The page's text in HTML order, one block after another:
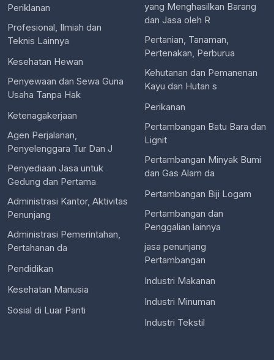
Periklanan
Profesional, Ilmiah dan
Teknis Lainnya
Kesehatan Hewan
Penyewaan dan Sewa Guna
Usaha Tanpa Hak
Ketenagakerjaan
Agen Perjalanan,
Penyelenggara Tur Dan J
Penyediaan Jasa untuk
Gedung dan Pertama
Administrasi Kantor, Aktivitas
Penunjang
Administrasi Pemerintahan,
Pertahanan da
Pendidikan
Kesehatan Manusia
Sosial di Luar Panti
yang Menghasilkan Barang
dan Jasa oleh R
Pertanian, Tanaman,
Pertenakan, Perburua
Kehutanan dan Pemanenan
Kayu dan Hutan s
Perikanan
Pertambangan Batu Bara dan
Lignit
Pertambangan Minyak Bumi
dan Gas Alam da
Pertambangan Biji Logam
Pertambangan dan
Penggalian lainnya
jasa penunjang
Pertambangan
Industri Makanan
Industri Minuman
Industri Tekstil